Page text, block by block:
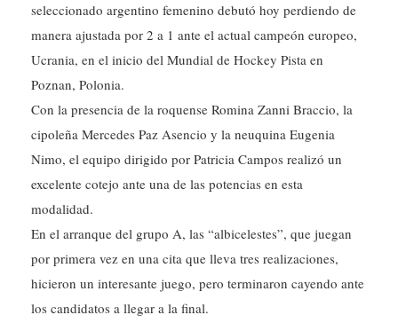
seleccionado argentino femenino debutó hoy perdiendo de
manera ajustada por 2 a 1 ante el actual campeón europeo,
Ucrania, en el inicio del Mundial de Hockey Pista en
Poznan, Polonia.
Con la presencia de la roquense Romina Zanni Braccio, la
cipoleña Mercedes Paz Asencio y la neuquina Eugenia
Nimo, el equipo dirigido por Patricia Campos realizó un
excelente cotejo ante una de las potencias en esta
modalidad.
En el arranque del grupo A, las “albicelestes”, que juegan
por primera vez en una cita que lleva tres realizaciones,
hicieron un interesante juego, pero terminaron cayendo ante
los candidatos a llegar a la final.